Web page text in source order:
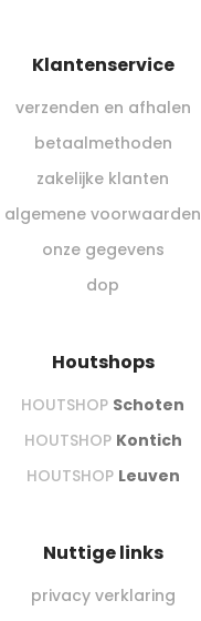
Klantenservice
verzenden en afhalen
betaalmethoden
zakelijke klanten
algemene voorwaarden
onze gegevens
dop
Houtshops
HOUTSHOP Schoten
HOUTSHOP Kontich
HOUTSHOP Leuven
Nuttige links
privacy verklaring